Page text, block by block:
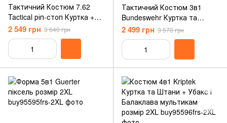
Тактичний Костюм 7.62
Tactical ріп-стоп Куртка +
Штани мультикам розмір
2XL
2 549 грн 3 640 грн
Тактичний Костюм 3в1
Bundeswehr Куртка та
Штани + Футболка
камуфляж розмір 2XL
2 499 грн 3 570 грн